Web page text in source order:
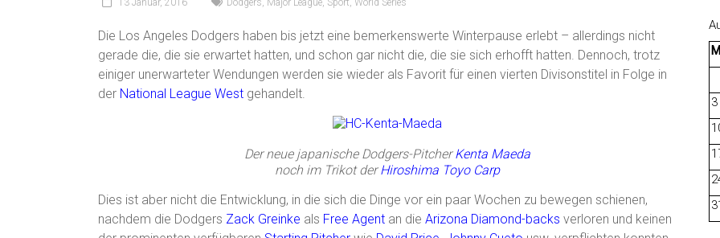
Die Los Angeles Dodgers haben bis jetzt eine bemerkenswerte Winterpause erlebt – allerdings nicht
gerade die, die sie erwartet hatten, und schon gar nicht die, die sie sich erhofft hatten. Dennoch, trotz
einiger unerwarteter Wendungen werden sie wieder als Favorit für einen vierten Divisonstitel in Folge in
der National League West gehandelt.
Der neue japanische Dodgers-PitcherKenta Maeda
noch im Trikot derHiroshima Toyo Carp
Dies ist aber nicht die Entwicklung, in die sich die Dinge vor ein paar Wochen zu bewegen schienen,
nachdem die Dodgers Zack Greinke als Free Agent an die Arizona Diamond-backs verloren und keinen
M
3